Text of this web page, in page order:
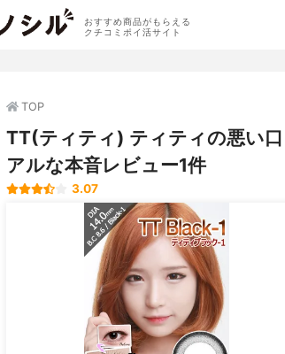
おすすめ商品がもらえる
クチコミポイ活サイト
TOP
TT(ティティ) ティティの悪い
アルな本音レビュー1件
3.07